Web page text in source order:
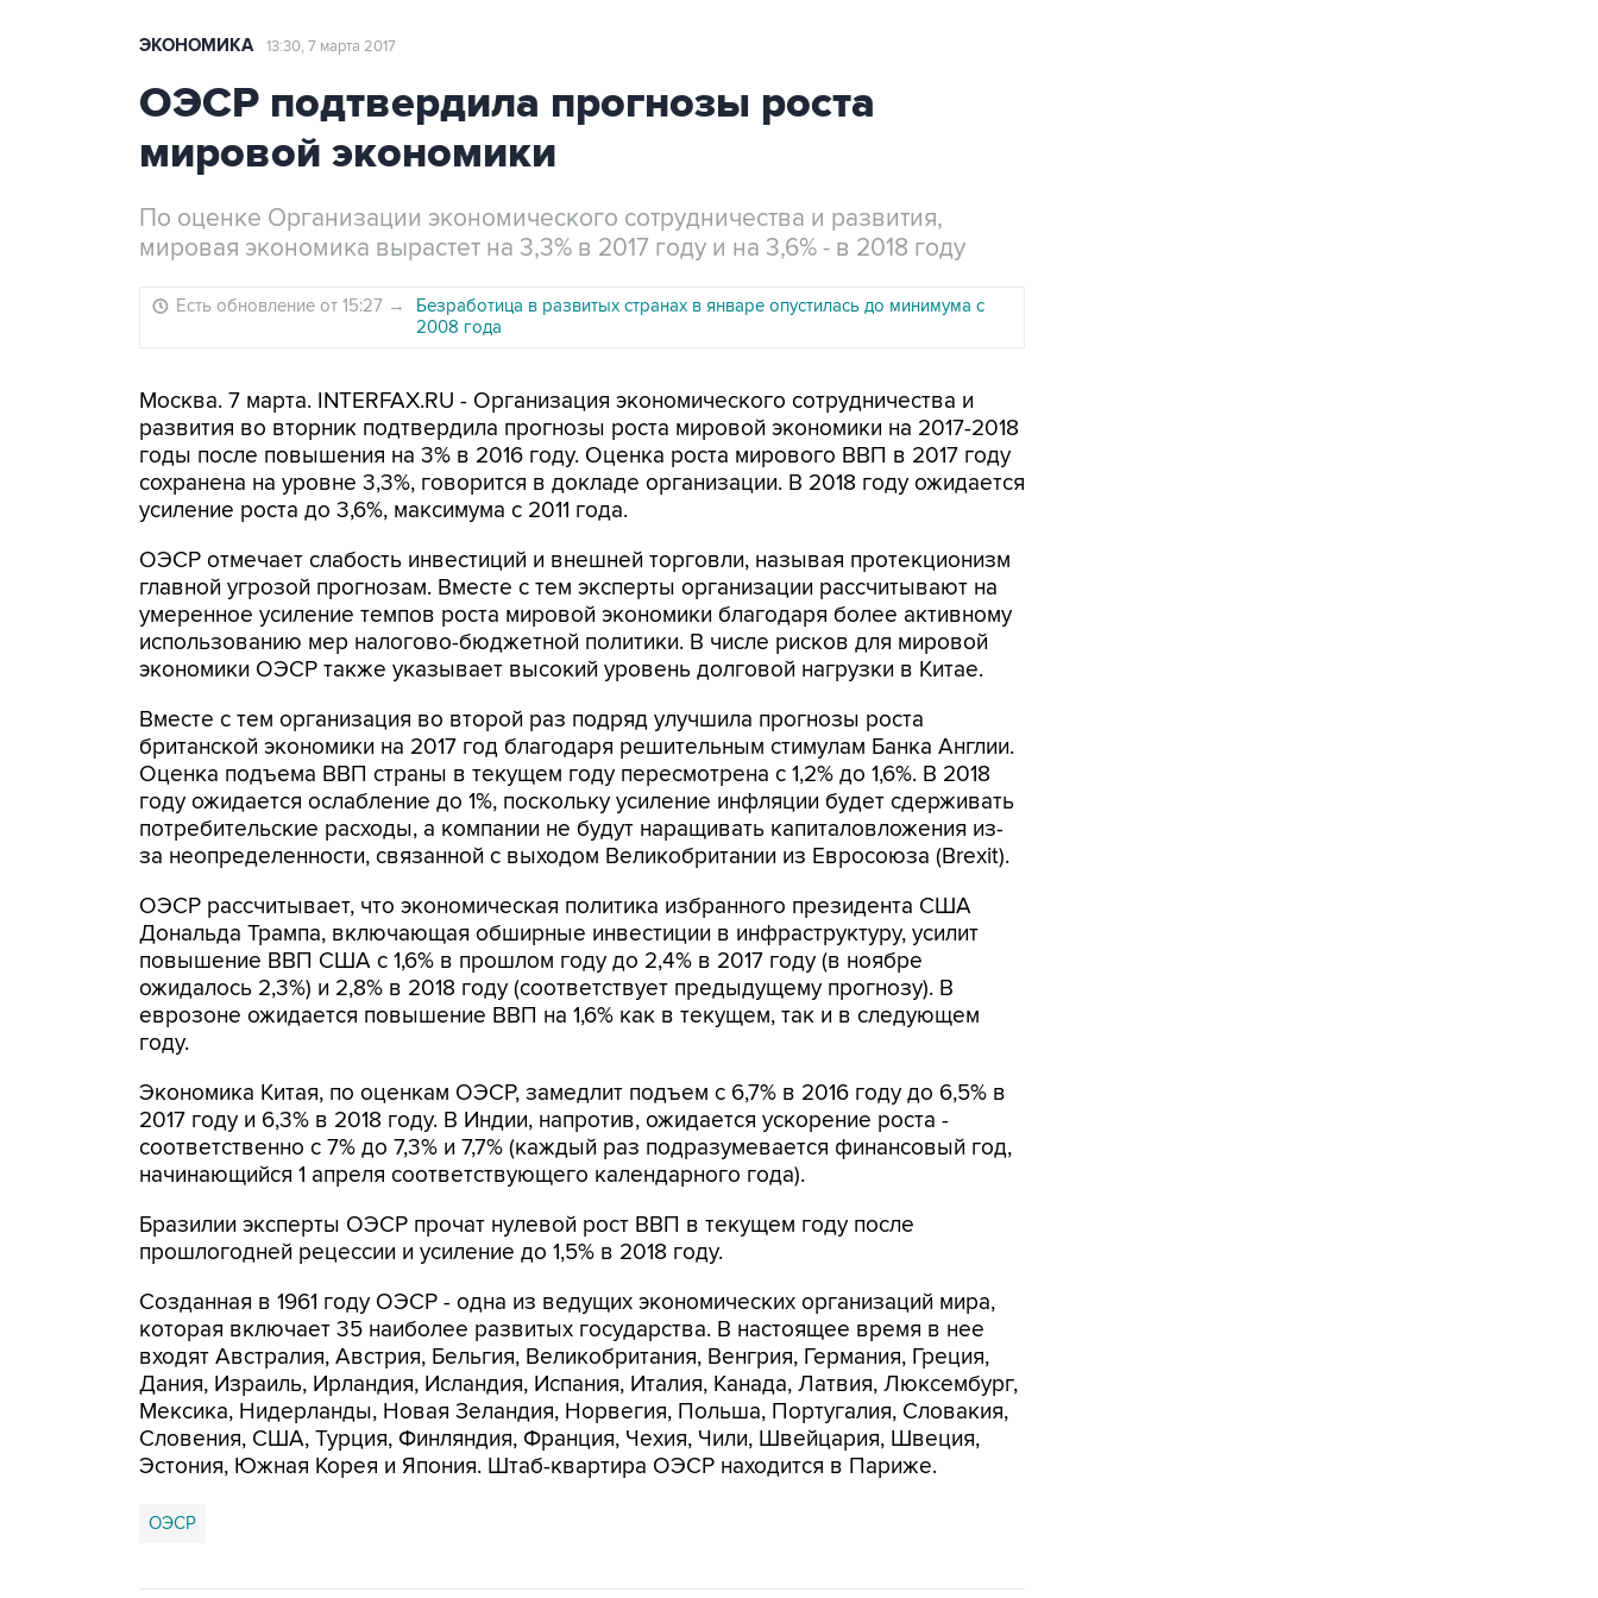
ЭКОНОМИКА 13:30, 7 марта 2017
ОЭСР подтвердила прогнозы роста
мировой экономики
По оценке Организации экономического сотрудничества и развития,
мировая экономика вырастет на 3,3% в 2017 году и на 3,6% - в 2018 году
Есть обновление от 15:27 →
Безработица в развитых странах в январе опустилась до минимума с
2008 года
Москва. 7 марта. INTERFAX.RU - Организация экономического сотрудничества и
развития во вторник подтвердила прогнозы роста мировой экономики на 2017-2018
годы после повышения на 3% в 2016 году. Оценка роста мирового ВВП в 2017 году
сохранена на уровне 3,3%, говорится в докладе организации. В 2018 году ожидается
усиление роста до 3,6%, максимума с 2011 года.
ОЭСР отмечает слабость инвестиций и внешней торговли, называя протекционизм
главной угрозой прогнозам. Вместе с тем эксперты организации рассчитывают на
умеренное усиление темпов роста мировой экономики благодаря более активному
использованию мер налогово-бюджетной политики. В числе рисков для мировой
экономики ОЭСР также указывает высокий уровень долговой нагрузки в Китае.
Вместе с тем организация во второй раз подряд улучшила прогнозы роста
британской экономики на 2017 год благодаря решительным стимулам Банка Англии.
Оценка подъема ВВП страны в текущем году пересмотрена с 1,2% до 1,6%. В 2018
году ожидается ослабление до 1%, поскольку усиление инфляции будет сдерживать
потребительские расходы, а компании не будут наращивать капиталовложения из-
за неопределенности, связанной с выходом Великобритании из Евросоюза (Brexit).
ОЭСР рассчитывает, что экономическая политика избранного президента США
Дональда Трампа, включающая обширные инвестиции в инфраструктуру, усилит
повышение ВВП США с 1,6% в прошлом году до 2,4% в 2017 году (в ноябре
ожидалось 2,3%) и 2,8% в 2018 году (соответствует предыдущему прогнозу). В
еврозоне ожидается повышение ВВП на 1,6% как в текущем, так и в следующем
году.
Экономика Китая, по оценкам ОЭСР, замедлит подъем с 6,7% в 2016 году до 6,5% в
2017 году и 6,3% в 2018 году. В Индии, напротив, ожидается ускорение роста -
соответственно с 7% до 7,3% и 7,7% (каждый раз подразумевается финансовый год,
начинающийся 1 апреля соответствующего календарного года).
Бразилии эксперты ОЭСР прочат нулевой рост ВВП в текущем году после
прошлогодней рецессии и усиление до 1,5% в 2018 году.
Созданная в 1961 году ОЭСР - одна из ведущих экономических организаций мира,
которая включает 35 наиболее развитых государства. В настоящее время в нее
входят Австралия, Австрия, Бельгия, Великобритания, Венгрия, Германия, Греция,
Дания, Израиль, Ирландия, Исландия, Испания, Италия, Канада, Латвия, Люксембург,
Мексика, Нидерланды, Новая Зеландия, Норвегия, Польша, Португалия, Словакия,
Словения, США, Турция, Финляндия, Франция, Чехия, Чили, Швейцария, Швеция,
Эстония, Южная Корея и Япония. Штаб-квартира ОЭСР находится в Париже.
ОЭСР